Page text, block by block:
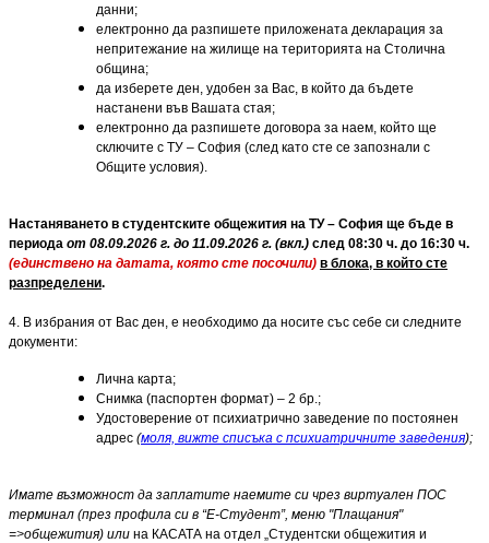
данни;
електронно да разпишете приложената декларация за
непритежание на жилище на територията на Столична
община;
да изберете ден, удобен за Вас, в който да бъдете
настанени във Вашата стая;
електронно да разпишете договора за наем, който ще
сключите с ТУ – София (след като сте се запознали с
Общите условия).
Настаняването в студентските общежития на ТУ – София ще бъде в
периода от 08.09.2026 г. до 11.09.2026 г. (вкл.) след 08:30 ч. до 16:30 ч.
(единствено на датата, която сте посочили) в блока, в който сте
разпределени.
4. В избрания от Вас ден, е необходимо да носите със себе си следните
документи:
Лична карта;
Снимка (паспортен формат) – 2 бр.;
Удостоверение от психиатрично заведение по постоянен
адрес (моля, вижте списъка с психиатричните заведения);
Имате възможност да заплатите наемите си чрез виртуален ПОС
терминал (през профила си в “Е-Студент”, меню "Плащания"
=>общежития) или на КАСАТА на отдел „Студентски общежития и